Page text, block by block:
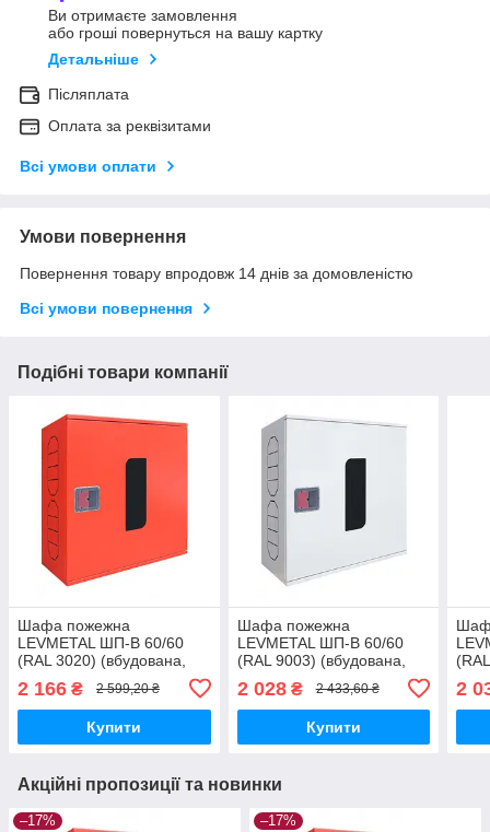
Ви отримаєте замовлення
або гроші повернуться на вашу картку
Детальніше
Післяплата
Оплата за реквізитами
Всі умови оплати
Умови повернення
Повернення товару впродовж 14 днів за домовленістю
Всі умови повернення
Подібні товари компанії
Шафа пожежна
LEVMETAL ШП-В 60/60
(RAL 3020) (вбудована,
червона, 600х600х230
мм)
2 166 ₴ 2 599,20 ₴
Купити
Шафа пожежна
LEVMETAL ШП-В 60/60
(RAL 9003) (вбудована,
600х600х230 мм)
2 028₴ 2 433,60 ₴
Купити
мм)
2
Акційні пропозиції та новинки
–17% –17%